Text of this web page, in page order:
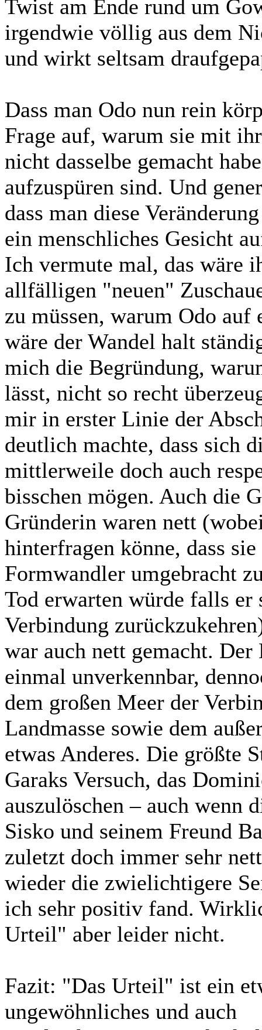
Twist am Ende rund um
irgendwie völlig aus dem
und wirkt seltsam
Dass man Odo nun rein
Frage auf, warum sie mit
nicht dasselbe gemacht
aufzuspüren sind. Und
dass man diese
ein menschliches Gesicht
Ich vermute mal, das wäre
allfälligen "neuen"
zu müssen, warum Odo auf
wäre der Wandel halt
mich die Begründung,
lässt, nicht so recht
mir in erster Linie der
deutlich machte, dass sich
mittlerweile doch auch
bisschen mögen. Auch die
Gründerin waren nett
hinterfragen könne, dass
Formwandler umgebracht
Tod erwarten würde falls
Verbindung
war auch nett gemacht.
einmal unverkennbar,
dem großen Meer der
Landmasse sowie dem
etwas Anderes. Die größte
Garaks Versuch, das
auszulöschen – auch wenn
Sisko und seinem Freund
zuletzt doch immer sehr
wieder die zwielichtigere
ich sehr positiv fand.
Urteil" aber leider nicht.
Fazit: "Das Urteil" ist ein
ungewöhnliches und auch